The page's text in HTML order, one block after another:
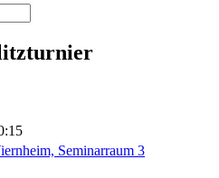
Seminarraum 3